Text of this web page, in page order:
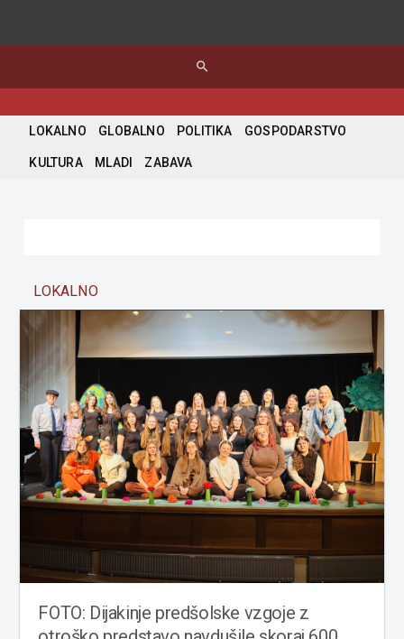
search
LOKALNO GLOBALNO POLITIKA GOSPODARSTVO
KULTURA MLADI ZABAVA
LOKALNO
FOTO: Dijakinje predšolske vzgoje z